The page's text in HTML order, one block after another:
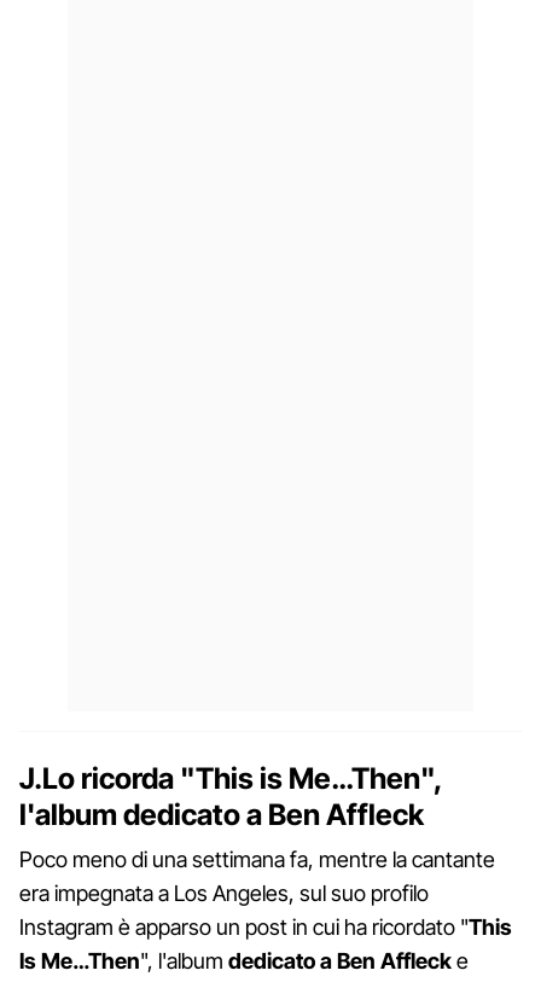
J.Lo ricorda "This is Me…Then",
l'album dedicato a Ben Affleck
Poco meno di una settimana fa, mentre la cantante
era impegnata a Los Angeles, sul suo profilo
Instagram è apparso un post in cui ha ricordato "This
Is Me…Then", l'album dedicato a Ben Afflecke